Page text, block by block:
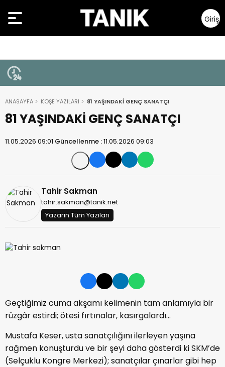
Giriş
Yap
ANASAYFA KÖŞE YAZILARI 81 YAŞINDAKİ GENÇ SANATÇI
81 YAŞINDAKİ GENÇ SANATÇI
11.05.2026 09:01 Güncellenme :11.05.2026 09:03
Tahir Sakman
tahir.sakman@tanik.net
Yazarın Tüm Yazıları
Geçtiğimiz cuma akşamı kelimenin tam anlamıyla bir
rüzgâr estirdi; ötesi fırtınalar, kasırgalardı…
Mustafa Keser, usta sanatçılığını ilerleyen yaşına
rağmen konuşturdu ve bir şeyi daha gösterdi ki SKM’de
(Selçuklu Kongre Merkezi); sanatçılar çınarlar gibi hep